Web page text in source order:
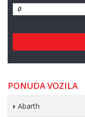
PONUDA VOZILA
Abarth